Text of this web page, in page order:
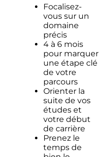
Focalisez-
vous sur un
domaine
précis
4 à 6 mois
pour marquer
une étape clé
de votre
parcours
Orienter la
suite de vos
études et
votre début
de carrière
Prenez le
temps de